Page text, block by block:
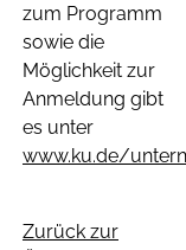
zum Programm
sowie die
Möglichkeit zur
Anmeldung gibt
es unter
www.ku.de/
Zurück zur